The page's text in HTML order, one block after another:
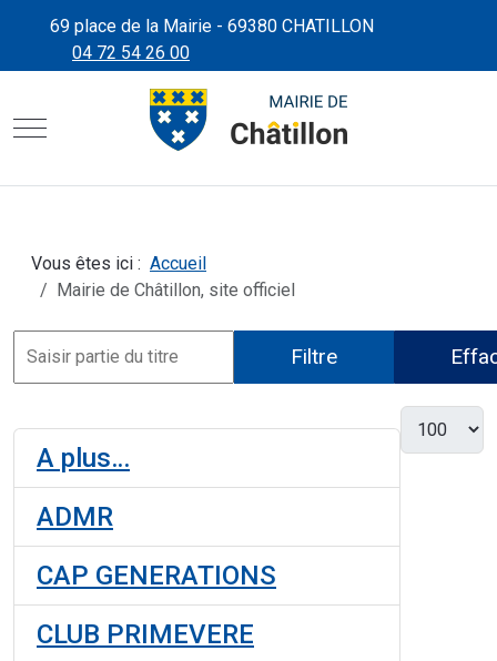
69 place de la Mairie - 69380 CHATILLON
04 72 54 26 00
CHÂTILLON D'AZERGUES"
SITE OFFICIEL DE LA MAIRIE
Mobile Menu Toggle
Vous êtes ici : Accueil
Mairie de Châtillon, site officiel
Filtre
A plus…
ADMR
CAP GENERATIONS
CLUB PRIMEVERE